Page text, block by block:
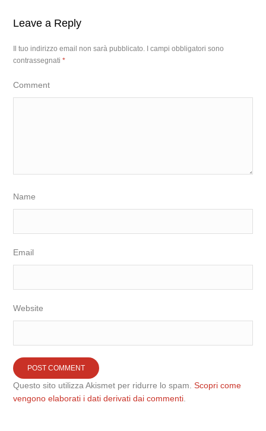
Leave a Reply
Il tuo indirizzo email non sarà pubblicato.
I campi obbligatori sono
contrassegnati*
Comment
Name
Email
Website
Questo sito utilizza Akismet per ridurre lo spam.Scopri come
vengono elaborati i dati derivati dai commenti